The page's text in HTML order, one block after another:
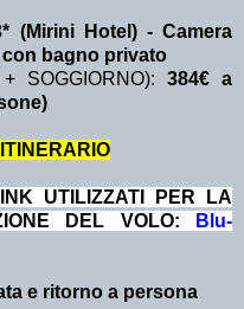
(Mirini Hotel) - Camera
bagno privato
SOGGIORNO): 384€ a
UTILIZZATI PER LA
DEL VOLO:
Blu-
e ritorno a persona